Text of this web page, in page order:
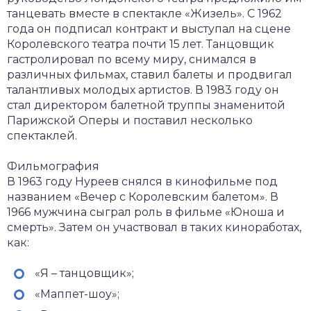
танцевать вместе в спектакле «Жизель». С 1962
года он подписал контракт и выступал на сцене
Королевского театра почти 15 лет. Танцовщик
гастролировал по всему миру, снимался в
различных фильмах, ставил балеты и продвигал
талантливых молодых артистов. В 1983 году он
стал директором балетной труппы знаменитой
Парижской Оперы и поставил несколько
спектаклей.
Фильмография
В 1963 году Нуреев снялся в кинофильме под
названием «Вечер с Королевским балетом». В
1966 мужчина сыграл роль в фильме «Юноша и
смерть». Затем он участвовал в таких киноработах,
как:
«Я – танцовщик»;
«Маппет-шоу»;